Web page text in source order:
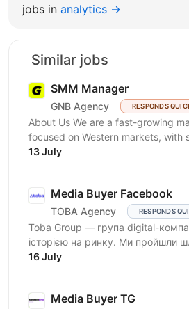
jobs in analytics →
Similar jobs
SMM Manager
GNB Agency RESPONDS
About Us We are a fast-growing marketing agency
focused on Western markets, with
cryptocurrency, gambling, and
13 July
Media Buyer Facebook
TOBA Agency RESPONDS
Toba Group — група digital-
історією на ринку. Ми пройшли
Telegram-маркетингу до
16 July
Media Buyer TG